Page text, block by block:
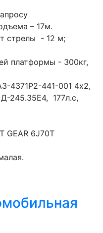
– 17м.
стрелы  - 12 м;
платформы - 300кг,
245.35Е4,  177л.с,
GEAR 6J70T